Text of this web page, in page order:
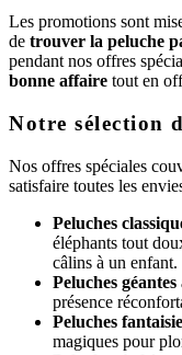
Les promotions sont
de trouver la peluche
pendant nos offres
bonne affaire tout en
Notre sélection
Nos offres spéciales
satisfaire toutes les
Peluches
éléphants tout
câlins à un enfant.
Peluches
présence
Peluches
magiques pour